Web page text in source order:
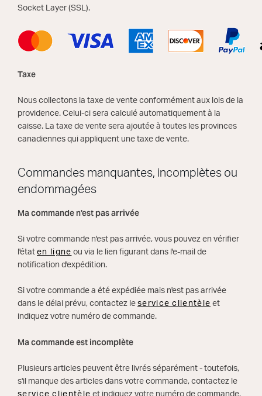
Socket Layer (SSL).
Taxe
Nous collectons la taxe de vente conformément aux lois de la
providence. Celui-ci sera calculé automatiquement à la
caisse. La taxe de vente sera ajoutée à toutes les provinces
canadiennes qui appliquent une taxe de vente.
Commandes manquantes, incomplètes ou
endommagées
Ma commande n'est pas arrivée
Si votre commande n'est pas arrivée, vous pouvez en vérifier
l'état en ligne ou via le lien figurant dans l'e-mail de
notification d'expédition.
Si votre commande a été expédiée mais n'est pas arrivée
dans le délai prévu, contactez le service clientèle et
indiquez votre numéro de commande.
Ma commande est incomplète
Plusieurs articles peuvent être livrés séparément - toutefois,
s'il manque des articles dans votre commande, contactez le
service clientèle et indiquez votre numéro de commande.